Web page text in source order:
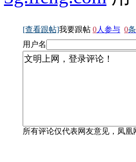
[查看跟帖]我要跟帖 0人参与 0
用户名
所有评论仅代表网友意见，凤凰